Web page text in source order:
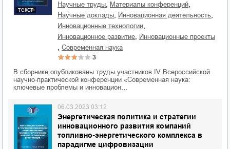
текст
научные труды
материалы конференций
научные доклады инновационная деятельность
инновационные технологии
инновационное развитие инновационные проекты
современная наука
3
В сборнике опубликованы труды участников IV Всероссийской
научно-практической конференции «Современная наука:
ключевые проблемы и инновацион…
Энергетическая политика и стратегии
инновационного развития компаний
топливно-энергетического комплекса в
парадигме цифровизации
06.03.2023 03:12